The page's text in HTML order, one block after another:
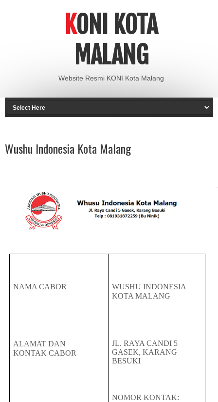
KONI KOTA
MALANG
Website Resmi KONI Kota Malang
Wushu Indonesia Kota Malang
NAMA CABOR
WUSHU INDONESIA
KOTA MALANG
ALAMAT DAN
KONTAK CABOR
JL. RAYA CANDI 5
GASEK, KARANG
BESUKI
NOMOR KONTAK: